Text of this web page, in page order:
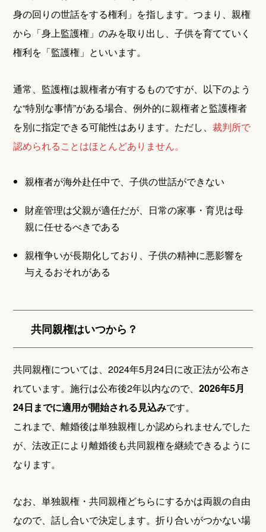
身の回りの世話をする権利」を指します。つまり、親権
から「身上監護権」のみを取り出し、子供を育てていく
権利を「監護権」といいます。
通常、監護権は親権者が有するものですが、以下のよう
な“特別な事情”がある場合、例外的に親権者と監護権者
を別に指定できる可能性はあります。ただし、裁判所で
認められることはほとんどありません。
親権者が海外赴任中で、子供の世話ができない
財産管理は父親が適任だが、日常の家事・育児は母
親に任せるべきである
親権争いが長期化しており、子供の精神に悪影響を
与えるおそれがある
共同親権はいつから？
共同親権については、2024年5月24日に改正法が公布さ
れています。施行は公布後2年以内なので、2026年5月
24日までに適用が開始される見込みです。
これまで、離婚後は単独親権しか認められませんでした
が、法改正により離婚後も共同親権を継続できるように
なります。
なお、単独親権・共同親権どちらにするかは両親の自由
なので、話し合いで決定します。折り合いがつかない場